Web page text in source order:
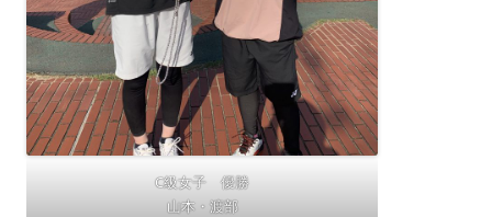
C級女子 優勝
山本・渡部